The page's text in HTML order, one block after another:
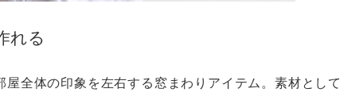
れる
全体の印象を左右する窓まわりアイテム。素材として